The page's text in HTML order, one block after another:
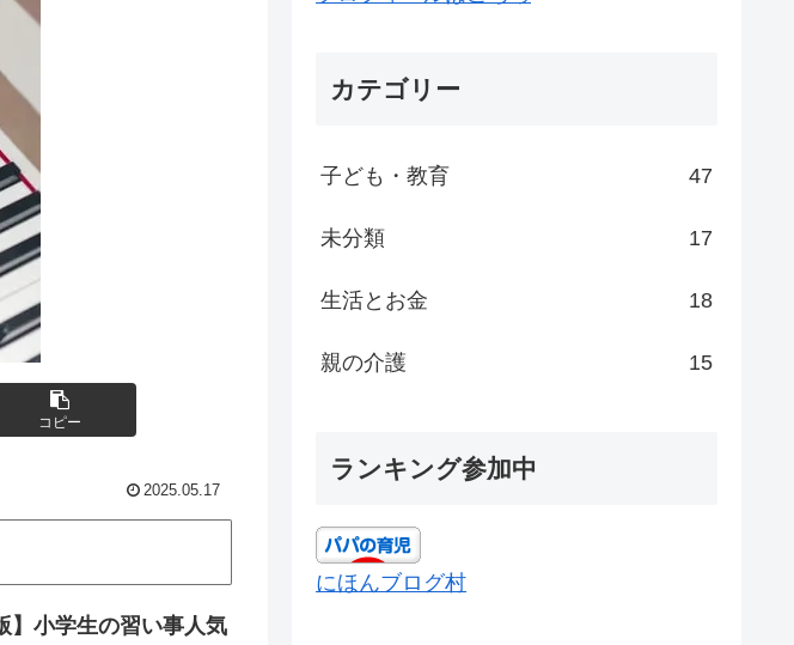
コピー
2025.05.17
】小学生の習い事人気
カテゴリー
子ども・教育 47
未分類 17
生活とお金 18
親の介護 15
ランキング参加中
にほんブログ村